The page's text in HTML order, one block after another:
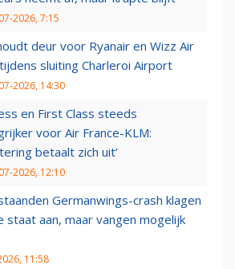
2026, 7:15
deur voor Ryanair en Wizz Air
sluiting Charleroi Airport
2026, 14:30
en First Class steeds
voor Air France-KLM:
betaalt zich uit’
2026, 12:10
Germanwings-crash klagen
staat aan, maar vangen mogelijk
11:58